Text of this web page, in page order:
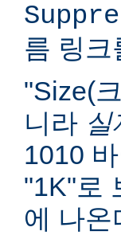
름 링크
"Size(
니라 실
1010
"1K"로
에 나온